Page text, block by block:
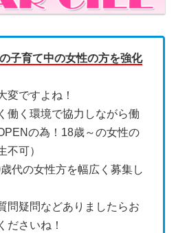
子育て中の女性の方を強化
変ですよね！
働く環境で協力しながら働
の為！18歳～の女性の
不可）
代の女性方を幅広く募集し
問疑問などありましたらお
ださいね！